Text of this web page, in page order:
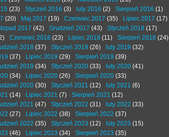
(23) Styczeń 2016 (3) luty 2016 (2) Sierpień 2016 (1)
(20) Maj 2017 (19) Czerwiec 2017 (35) Lipiec 2017 (17)
2017 (42) Grudzień 2017 (43) Styczeń 2018 (17)
Czerwiec 2018 (23) Lipiec 2018 (11) Sierpień 2018 (24)
2018 (37) Styczeń 2019 (26) luty 2019 (32)
(37) Lipiec 2019 (29) Sierpień 2019 (39)
2019 (34) Styczeń 2020 (33) luty 2020 (41)
(34) Lipiec 2020 (26) Sierpień 2020 (33)
2020 (30) Styczeń 2021 (12) luty 2021 (6)
(14) Lipiec 2021 (7) Sierpień 2021 (12)
2021 (47) Styczeń 2022 (31) luty 2022 (33)
(27) Lipiec 2022 (38) Sierpień 2022 (37)
2022 (35) Styczeń 2023 (12) luty 2023 (15)
(46) Lipiec 2023 (34) Sierpień 2023 (35)